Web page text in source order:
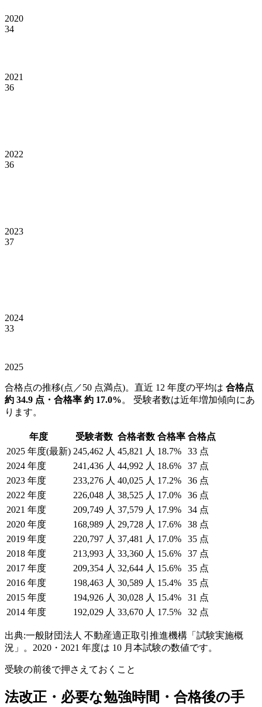
2020
34
2021
36
2022
36
2023
37
2024
33
2025
合格点の推移(点／50 点満点)。直近 12 年度の平均は 合格点
約 34.9 点・合格率 約 17.0%。 受験者数は近年増加傾向にあ
ります。
年度 受験者数 合格者数 合格率 合格点
2025 年度(最新) 245,462 人 45,821 人 18.7% 33 点
2024 年度 241,436 人 44,992 人 18.6% 37 点
2023 年度 233,276 人 40,025 人 17.2% 36 点
2022 年度 226,048 人 38,525 人 17.0% 36 点
2021 年度 209,749 人 37,579 人 17.9% 34 点
2020 年度 168,989 人 29,728 人 17.6% 38 点
2019 年度 220,797 人 37,481 人 17.0% 35 点
2018 年度 213,993 人 33,360 人 15.6% 37 点
2017 年度 209,354 人 32,644 人 15.6% 35 点
2016 年度 198,463 人 30,589 人 15.4% 35 点
2015 年度 194,926 人 30,028 人 15.4% 31 点
2014 年度 192,029 人 33,670 人 17.5% 32 点
出典:一般財団法人 不動産適正取引推進機構「試験実施概
況」。2020・2021 年度は 10 月本試験の数値です。
受験の前後で押さえておくこと
法改正・必要な勉強時間・合格後の手